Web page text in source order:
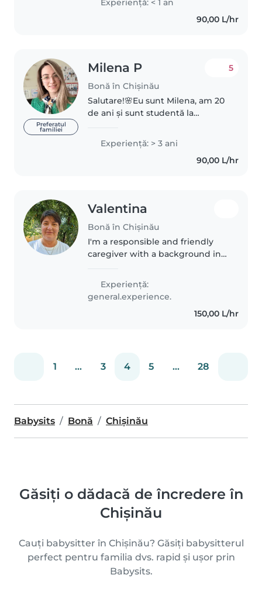
toate vârstele, de la bebeluși
Experienţă: < 1 an
90,00 L/hr
Preferatul
familiei
Milena P
Bonă în Chișinău
5
Salutare!🌸Eu sunt Milena, am 20
de ani și sunt studentă la
Creangă”.👩🏫 Mă consider o fire
responsabilă, empatică și mereu
atentă la nevoile celor din..
Experienţă: > 3 ani
90,00 L/hr
Valentina
Bonă în Chișinău
I'm a responsible and friendly
caregiver with a background in
working with toddlers. I have
experience supporting children
with language disorders and
Experienţă:
general.experience.
150,00 L/hr
1 ... 3 4 5 ... 28
Babysits Bonă Chișinău
Găsiți o dădacă de încredere în
Chișinău
Cauți babysitter în Chișinău? Găsiți babysitterul
perfect pentru familia dvs. rapid și ușor prin
Babysits.